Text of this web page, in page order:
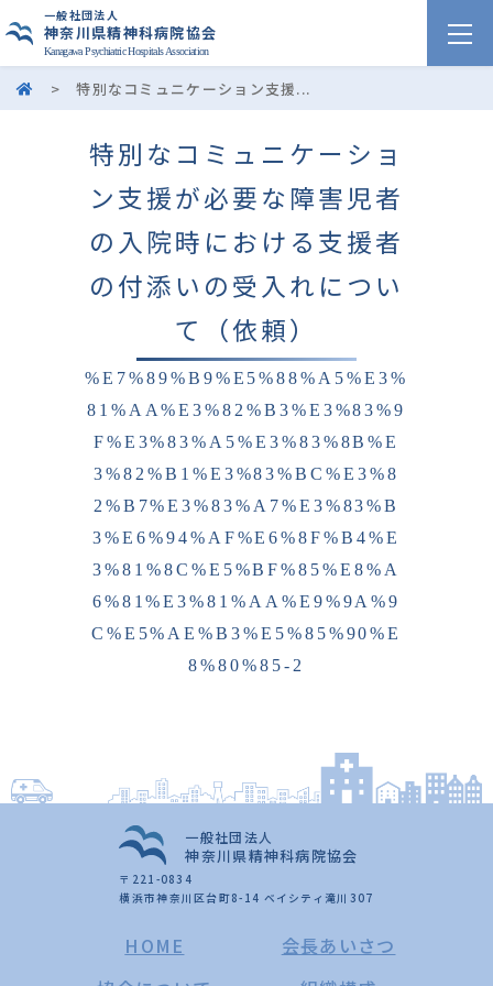
一般社団法人
神奈川県精神科病院協会
Kanagawa Psychiatric Hospitals Association
>特別なコミュニケーション支援...
特別なコミュニケーショ
ン支援が必要な障害児者
の入院時における支援者
の付添いの受入れについ
て（依頼）
%E7%89%B9%E5%88%A5%E3%
81%AA%E3%82%B3%E3%83%9
F%E3%83%A5%E3%83%8B%E
3%82%B1%E3%83%BC%E3%8
2%B7%E3%83%A7%E3%83%B
3%E6%94%AF%E6%8F%B4%E
3%81%8C%E5%BF%85%E8%A
6%81%E3%81%AA%E9%9A%9
C%E5%AE%B3%E5%85%90%E
8%80%85-2
一般社団法人
神奈川県精神科病院協会
〒221-0834
横浜市神奈川区台町8-14 ベイシティ滝川307
HOME
会長あいさつ